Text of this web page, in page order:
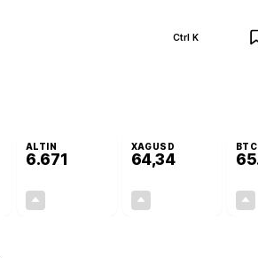
Ctrl K
ALTIN
6.671
XAGUSD
64,34
BTC